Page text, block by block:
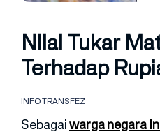
Nilai Tukar
Terhadap
INFO TRANSFEZ
Sebagaiwarga negara